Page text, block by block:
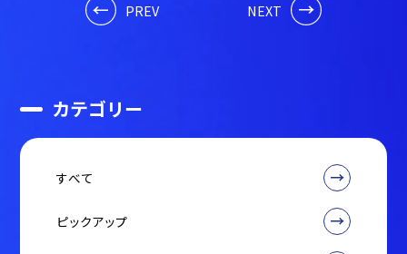
PREV NEXT
カテゴリー
すべて
ピックアップ